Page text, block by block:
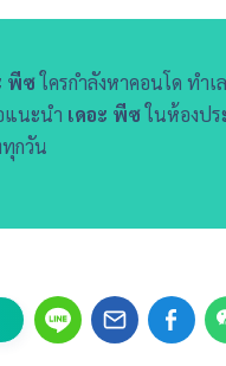
พีซใครกำลังหาคอนโด ทำเ
แนะนำ เดอะ พีซในห้องปร
กวัน